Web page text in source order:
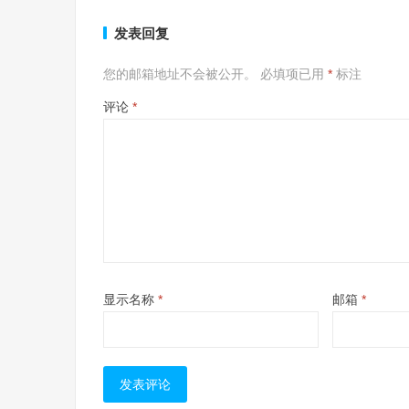
发表回复
您的邮箱地址不会被公开。 必填项已用 * 标注
评论 *
显示名称 * 邮箱 *